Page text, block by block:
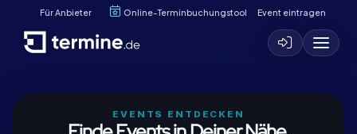
Für Anbieter Online-Terminbuchungstool Event eintragen
EVENTS ENTDECKEN